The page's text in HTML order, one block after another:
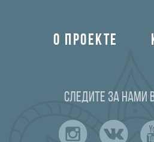
О ПРОЕКТЕ
Следите за нами